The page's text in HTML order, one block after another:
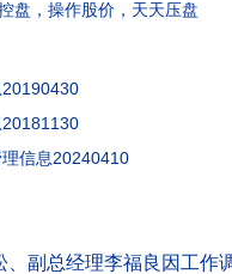
盘，操作股价，天天压盘
20190430
20181130
信息20240410
、副总经理李福良因工作